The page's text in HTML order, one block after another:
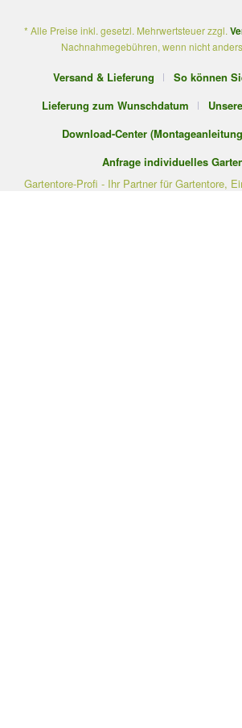
* Alle Preise inkl. gesetzl. Mehrwertsteuer zzgl.
Nachnahmegebühren, wenn nicht
Versand & Lieferung
So können
Lieferung zum Wunschdatum
Download-Center
Anfrage individuelles
Gartentore-Profi - Ihr Partner für Gartentore,